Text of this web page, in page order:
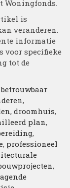
Woningfonds.
is
veranderen.
informatie
voor specifieke
tot de
betrouwbaar
,
,droomhuis,
plan,
,
, professioneel
,